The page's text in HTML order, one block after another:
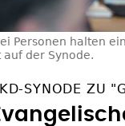
Personen halten
der Synode.
SYNODE ZU